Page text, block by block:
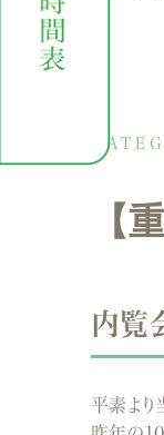
【
内覧
平素より